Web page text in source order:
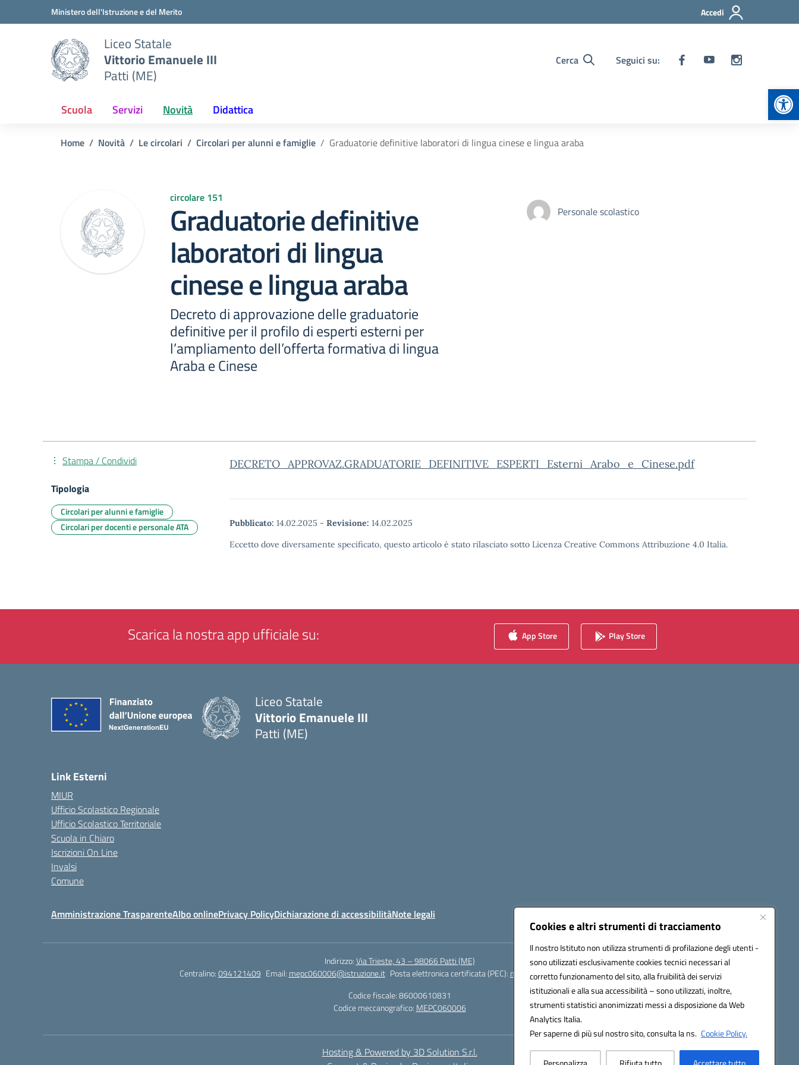
Cookies e altri strumenti di tracciamento
Il nostro Istituto non utilizza strumenti di profilazione degli utenti -
sono utilizzati esclusivamente cookies tecnici necessari al
corretto funzionamento del sito, alla fruibilità dei servizi
istituzionali e alla sua accessibilità – sono utilizzati, inoltre,
strumenti statistici anonimizzati messi a disposizione da Web
Analytics Italia.
Per saperne di più sul nostro sito, consulta la ns. Cookie Policy.
Vai ai contenuti
Vai al menu di navigazioneMinistero dell'Istruzione e del Merito Accedi
Liceo Statale
Vittorio Emanuele III
Patti (ME)
Cerca Seguici su:
Scuola Servizi Novità Didattica
Home Novità Le circolari Circolari per alunni e famiglie Graduatorie definitive laboratori di lingua cinese e lingua araba
circolare 151
Graduatorie definitive
laboratori di lingua
cinese e lingua araba
Decreto di approvazione delle graduatorie
definitive per il profilo di esperti esterni per
l’ampliamento dell’offerta formativa di lingua
Araba e Cinese
Personale scolastico
DECRETO_APPROVAZ.GRADUATORIE_DEFINITIVE_ESPERTI_Esterni_Arabo_e_Cinese.pdf
Pubblicato: 14.02.2025 - Revisione: 14.02.2025
Eccetto dove diversamente specificato, questo articolo è stato rilasciato sotto Licenza Creative Commons Attribuzione 4.0 Italia.
Stampa / Condividi
Tipologia
Circolari per alunni e famiglie
Circolari per docenti e personale ATA
Scarica la nostra app ufficiale su: App Store Play Store
Liceo Statale
Vittorio Emanuele III
Patti (ME)
Link Esterni
MIUR
Ufficio Scolastico Regionale
Ufficio Scolastico Territoriale
Scuola in Chiaro
Iscrizioni On Line
Invalsi
Comune
Amministrazione TrasparenteAlbo onlinePrivacy PolicyDichiarazione di accessibilitàNote legali Seguici su:
Indirizzo:Via Trieste, 43 – 98066 Patti (ME)
Centralino:094121409 Email: mepc060006@istruzione.it Posta elettronica certificata (PEC): mepc060006@pec.istruzione.it
Codice fiscale: 86000610831
Codice meccanografico: MEPC060006
Hosting & Powered by 3D Solution S.r.l.